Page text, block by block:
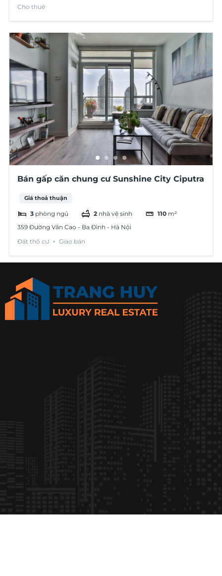
Cho thuê
Bán gấp căn chung cư Sunshine City Ciputra
Giá thoả thuận
3 phòng ngủ 2 nhà vệ sinh 110 m²
359 Đường Văn Cao - Ba Đình - Hà Nội
Đất thổ cư
Giao bán